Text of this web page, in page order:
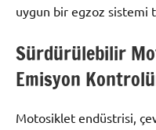
uygun bir egzoz sistemi
Sürdürülebilir
Emisyon
Motosiklet endüstrisi,